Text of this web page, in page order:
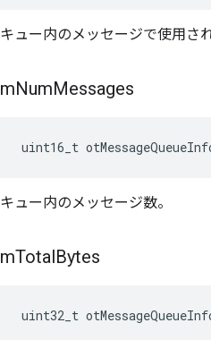
キュー内のメッセージで使用さ
mNumMessages
uint16_t
キュー内のメッセージ数。
mTotalBytes
uint32_t